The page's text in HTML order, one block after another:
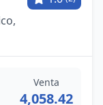
Venta
4,058.42